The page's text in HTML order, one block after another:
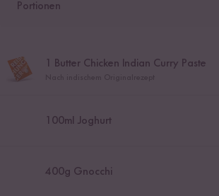
Portionen
Butter Chicken Indian Curry Paste
100ml Joghurt
400g Gnocchi